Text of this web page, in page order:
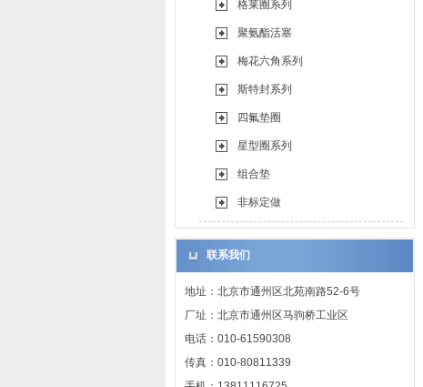
格莱圈系列
聚氨酯活塞
梅花六角系列
斯特封系列
四氟垫圈
星型圈系列
组合垫
非标定做
联系我们
地址：北京市通州区北苑南路52-6号
厂址：北京市通州区马驹桥工业区
电话：010-61590308
传真：010-80811339